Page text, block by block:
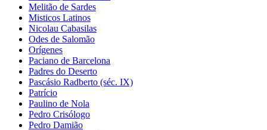
Melitão de Sardes
Misticos Latinos
Nicolau Cabasilas
Odes de Salomão
Orígenes
Paciano de Barcelona
Padres do Deserto
Pascásio Radberto (séc. IX)
Patrício
Paulino de Nola
Pedro Crisólogo
Pedro Damião